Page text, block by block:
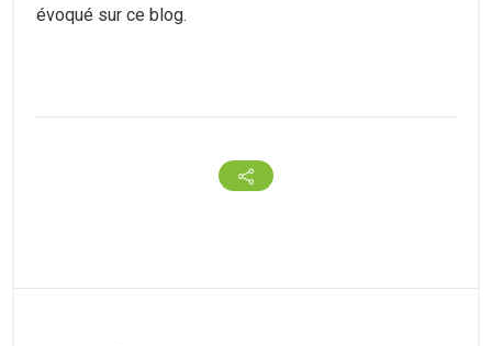
évoqué sur ce blog.